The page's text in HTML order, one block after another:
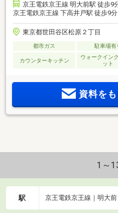
京王電鉄京王線 明大前駅 徒歩9
京王電鉄京王線 下高井戸駅 徒歩9分
東京都世田谷区松原２丁目
都市ガス 駐車場有
カウンターキッチン
ウォークイン
ット
資料を
1～
駅 京王電鉄京王線｜明大前